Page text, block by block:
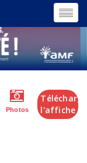
Photos
l'affiche